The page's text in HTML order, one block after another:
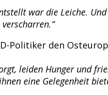
war die Leiche.
Politiker den
leiden Hunger und
eine Gelegenheit